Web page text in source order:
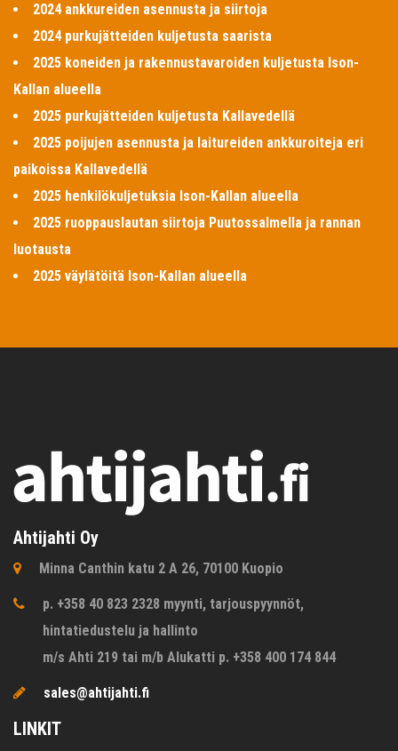
2024 ankkureiden asennusta ja siirtoja
2024 purkujätteiden kuljetusta saarista
2025 koneiden ja rakennustavaroiden kuljetusta Ison-
Kallan alueella
2025 purkujätteiden kuljetusta Kallavedellä
2025 poijujen asennusta ja laitureiden ankkuroiteja eri
paikoissa Kallavedellä
2025 henkilökuljetuksia Ison-Kallan alueella
2025 ruoppauslautan siirtoja Puutossalmella ja rannan
luotausta
2025 väylätöitä Ison-Kallan alueella
Ahtijahti Oy
Minna Canthin katu 2 A 26, 70100 Kuopio
p. +358 40 823 2328 myynti, tarjouspyynnöt,
hintatiedustelu ja hallinto
m/s Ahti 219 tai m/b Alukatti p. +358 400 174 844
sales@ahtijahti.fi
LINKIT